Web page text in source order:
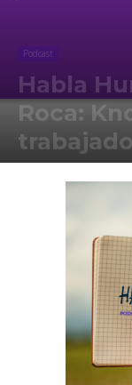
Podcast
Habla
Roca: